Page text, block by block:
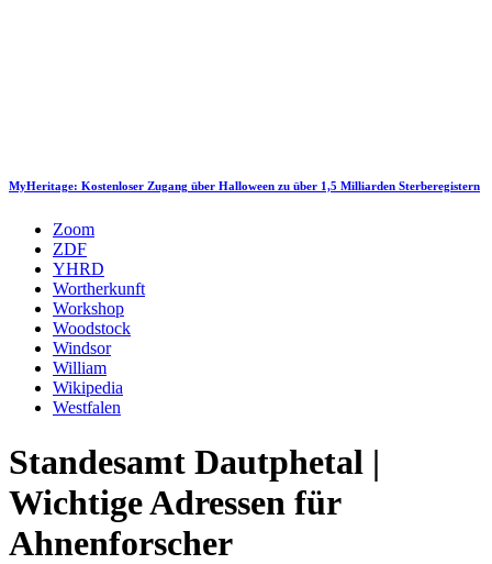
MyHeritage: Kostenloser Zugang über Halloween zu über 1,5 Milliarden Sterberegistern
Zoom
ZDF
YHRD
Wortherkunft
Workshop
Woodstock
Windsor
William
Wikipedia
Westfalen
Standesamt Dautphetal |
Wichtige Adressen für
Ahnenforscher